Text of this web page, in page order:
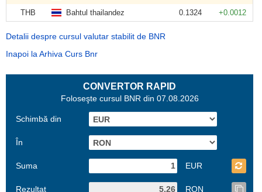
THB
Bahtul thailandez 0.1324 +0.0012
Detalii despre cursul valutar stabilit de BNR
Inapoi la Arhiva Curs Bnr
CONVERTOR RAPID
Foloseşte cursul BNR din 07.08.2026
Schimbă din
În
Suma EUR
Rezultat RON